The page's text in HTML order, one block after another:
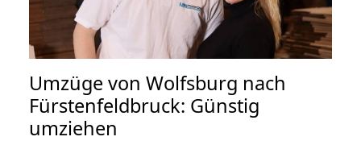
Umzüge von Wolfsburg nach
Fürstenfeldbruck: Günstig
umziehen